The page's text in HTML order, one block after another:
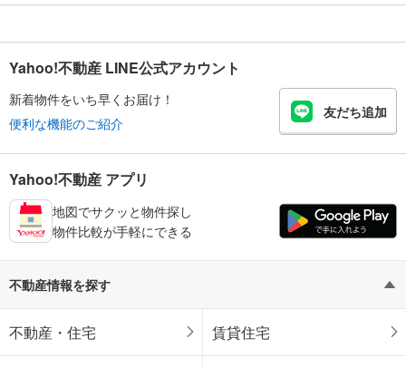
Yahoo!不動産 LINE公式アカウント
新着物件をいち早くお届け！
便利な機能のご紹介
友だち追加
Yahoo!不動産 アプリ
地図でサクッと物件探し
物件比較が手軽にできる
不動産情報を探す
不動産・住宅 賃貸住宅